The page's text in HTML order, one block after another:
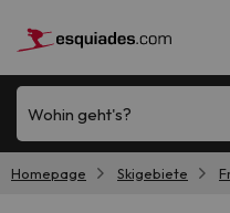
Wohin geht's?
Homepage Skigebiete